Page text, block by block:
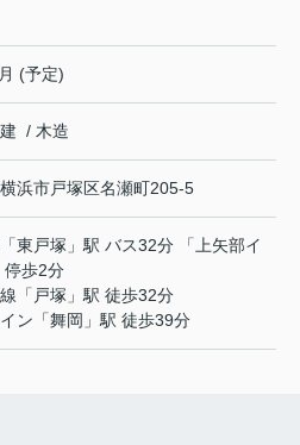
(予定)
/ 木造
横浜市戸塚区名瀬町205-5
「東戸塚 」駅 バス32分 「上矢部イ
停歩2分
「 戸塚 」駅 徒歩32分
ン 「舞岡 」駅 徒歩39分